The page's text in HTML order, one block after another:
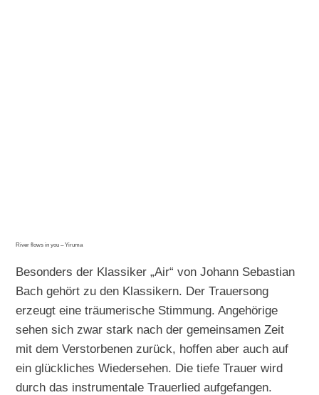
River flows in you – Yiruma
Besonders der Klassiker „Air“ von Johann Sebastian
Bach gehört zu den Klassikern. Der Trauersong
erzeugt eine träumerische Stimmung. Angehörige
sehen sich zwar stark nach der gemeinsamen Zeit
mit dem Verstorbenen zurück, hoffen aber auch auf
ein glückliches Wiedersehen. Die tiefe Trauer wird
durch das instrumentale Trauerlied aufgefangen.